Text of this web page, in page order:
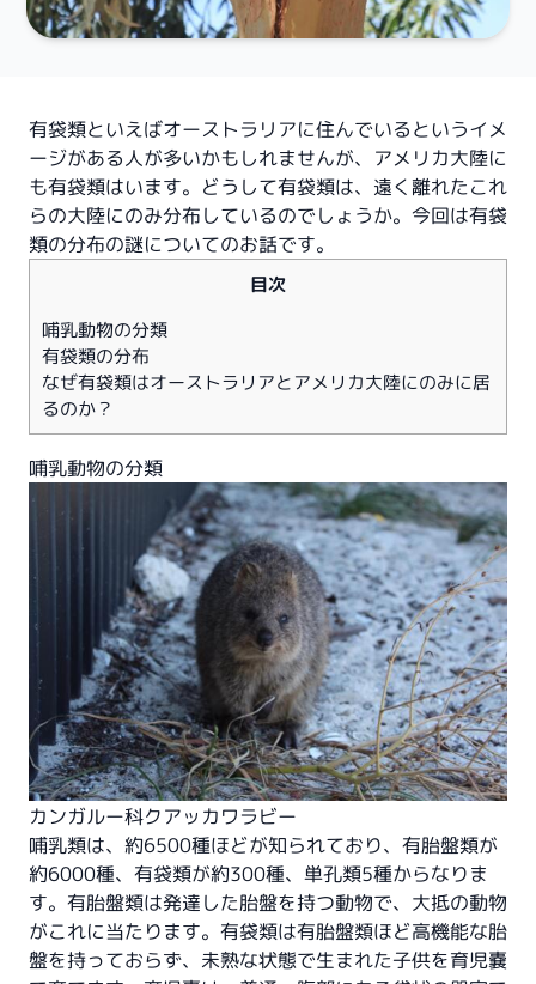
有袋類といえばオーストラリアに住んでいるというイメ
ージがある人が多いかもしれませんが、アメリカ大陸に
も有袋類はいます。どうして有袋類は、遠く離れたこれ
らの大陸にのみ分布しているのでしょうか。今回は有袋
類の分布の謎についてのお話です。
目次
哺乳動物の分類
有袋類の分布
なぜ有袋類はオーストラリアとアメリカ大陸にのみに居
るのか？
哺乳動物の分類
カンガルー科クアッカワラビー
哺乳類は、約6500種ほどが知られており、有胎盤類が
約6000種、有袋類が約300種、単孔類5種からなりま
す。有胎盤類は発達した胎盤を持つ動物で、大抵の動物
がこれに当たります。有袋類は有胎盤類ほど高機能な胎
盤を持っておらず、未熟な状態で生まれた子供を育児嚢